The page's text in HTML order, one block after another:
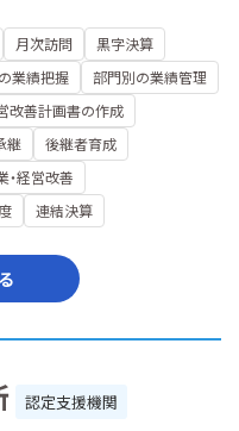
月次訪問
黒字決算
業績把握
部門別の業績管理
改善計画書の作成
継
後継者育成
・経営改善
連結決算
認定支援機関